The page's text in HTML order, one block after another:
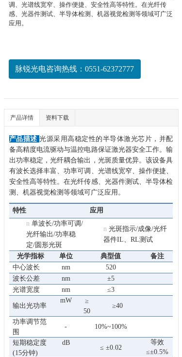
调、光谱线宽窄、操作便捷、安全性高等特性。在光纤传
感、光器件测试、半导体检测、机器视觉检测等领域可广泛
应用。
脉锐光电咨询热线：0551-62372777
产品详情 资料下载
产品描述 光源采用高稳定性的半导体激光芯片，并配
备高精度电流驱动与温控电路保证激光器安全工作。输
出功率稳定，光纤耦合输出，光斑质量优异。该设备具
有波长选择丰富、功率可调、光谱线宽窄、操作便捷、
安全性高等特性。在光纤传感、光器件测试、半导体检
测、机器视觉检测等领域可广泛应用。
特性
应用
n 单波长/功率可调/
光纤输出/功率稳
定/圆形光斑
n 光斑指示/成像/光纤
器件IL、 RL测试
光学指标 单位 典型值
备注
中心波长
nm
520
波长公差
nm
±5
光谱宽度
nm ≤3
输出光功率
mW
≥
50
≥40
功率调节范
围
- 10%~100%
短期稳定度
(15分钟)
dB
≤ ±0.02
等效
≤±0.5%